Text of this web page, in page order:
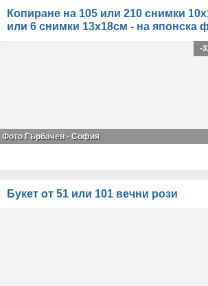
Копиране на 105 или 210 снимки
или 6 снимки 13х18см - на японска
-
Фото Гърбачев - София
Букет от 51 или 101 вечни рози